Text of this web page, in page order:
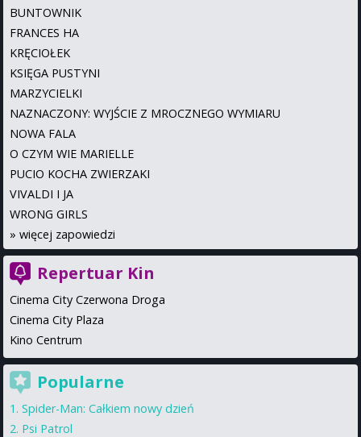
BUNTOWNIK
FRANCES HA
KRĘCIOŁEK
KSIĘGA PUSTYNI
MARZYCIELKI
NAZNACZONY: WYJŚCIE Z MROCZNEGO WYMIARU
NOWA FALA
O CZYM WIE MARIELLE
PUCIO KOCHA ZWIERZAKI
VIVALDI I JA
WRONG GIRLS
» więcej zapowiedzi
Repertuar Kin
Cinema City Czerwona Droga
Cinema City Plaza
Kino Centrum
Popularne
Spider-Man: Całkiem nowy dzień
Psi Patrol